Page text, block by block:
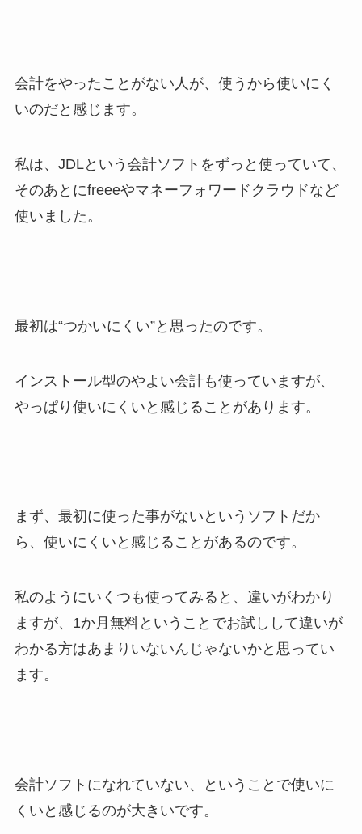
会計をやったことがない人が、使うから使いにく
いのだと感じます。
私は、JDLという会計ソフトをずっと使っていて、
そのあとにfreeeやマネーフォワードクラウドなど
使いました。
最初は“つかいにくい”と思ったのです。
インストール型のやよい会計も使っていますが、
やっぱり使いにくいと感じることがあります。
まず、最初に使った事がないというソフトだか
ら、使いにくいと感じることがあるのです。
私のようにいくつも使ってみると、違いがわかり
ますが、1か月無料ということでお試しして違いが
わかる方はあまりいないんじゃないかと思ってい
ます。
会計ソフトになれていない、ということで使いに
くいと感じるのが大きいです。